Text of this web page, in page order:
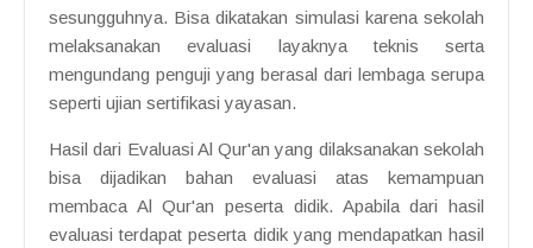
sesungguhnya. Bisa dikatakan simulasi karena sekolah
melaksanakan evaluasi layaknya teknis serta
mengundang penguji yang berasal dari lembaga serupa
seperti ujian sertifikasi yayasan.
Hasil dari Evaluasi Al Qur'an yang dilaksanakan sekolah
bisa dijadikan bahan evaluasi atas kemampuan
membaca Al Qur'an peserta didik. Apabila dari hasil
evaluasi terdapat peserta didik yang mendapatkan hasil